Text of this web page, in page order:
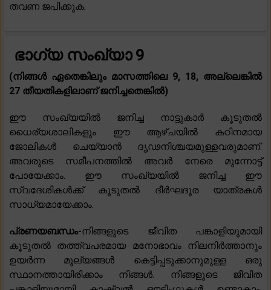
തവണ ജപിക്കുക.
ഭാഗ്യ സംഖ്യാ 9
(നിങ്ങൾ ഏതെങ്കിലും മാസത്തിലെ 9, 18, അല്ലെങ്കിൽ
27 തീയതികളിലാണ് ജനിച്ചതെങ്കിൽ)
ഈ സംഖ്യയിൽ ജനിച്ച നാട്ടുകാർ കൂടുതൽ
ധൈര്യശാലികളും ഈ ആഴ്ചയിൽ കഠിനമായ
ജോലികൾ ചെയ്യാൻ ദൃഢനിശ്ചയമുള്ളവരുമാണ്.
അവരുടെ സമീപനത്തിൽ അവർ നേരെ മുന്നോട്ട്
പോയേക്കാം. ഈ സംഖ്യയിൽ ജനിച്ച ഈ
സ്വദേശികൾക്ക് കൂടുതൽ ദീർഘദൂര യാത്രകൾ
സാധ്യമായേക്കാം.
പ്രണയബന്ധം-നിങ്ങളുടെ ജീവിത പങ്കാളിയുമായി
കൂടുതൽ തത്ത്വപരമായ മനോഭാവം നിലനിർത്താനും
ഉയർന്ന മൂല്യങ്ങൾ കെട്ടിപ്പടുക്കാനുമുള്ള ഒരു
സ്ഥാനത്തായിരിക്കാം നിങ്ങൾ. നിങ്ങളുടെ ജീവിത